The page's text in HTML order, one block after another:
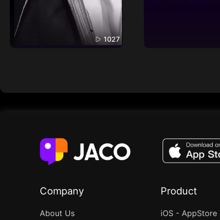
1027
Company
About Us
Product
iOS - AppStore